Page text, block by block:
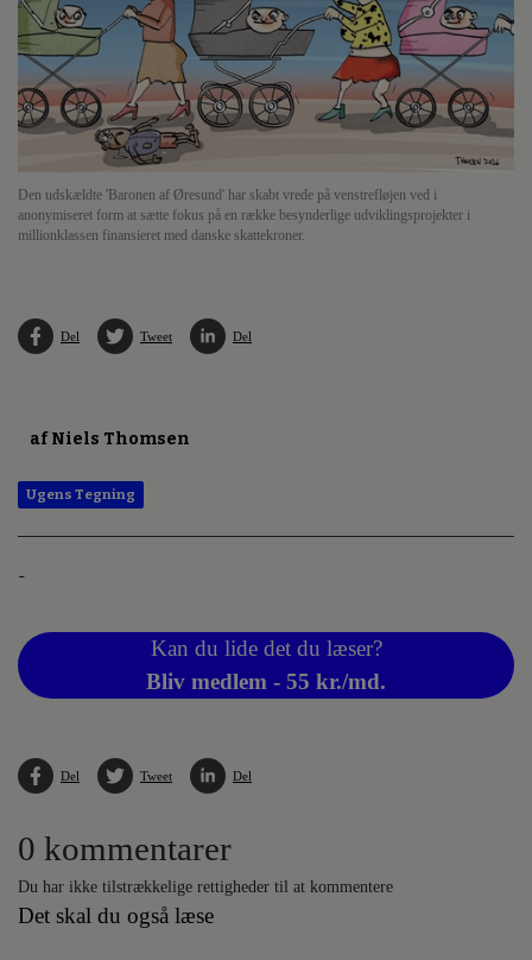
Den udskældte 'Baronen af Øresund' har skabt vrede på venstrefløjen ved i
anonymiseret form at sætte fokus på en række besynderlige udviklingsprojekter i
millionklassen finansieret med danske skattekroner.
Del Tweet Del
af Niels Thomsen
Ugens Tegning
-
Kan du lide det du læser?
Bliv medlem - 55 kr./md.
Del Tweet Del
0 kommentarer
Du har ikke tilstrækkelige rettigheder til at kommentere
Det skal du også læse